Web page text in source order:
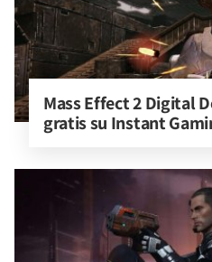
Mass Effect 2 Digital
gratis su Instant